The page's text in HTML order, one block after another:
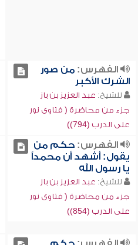
الفهرس:من صور
الشرك الأكبر
للشيخ: عبد العزيز بن باز
جزء من محاضرة ( فتاوى نور
على الدرب (794))
الفهرس:حكم من
يقول: أشهد أن محمداً
يا رسول الله
للشيخ: عبد العزيز بن باز
جزء من محاضرة ( فتاوى نور
على الدرب (854))